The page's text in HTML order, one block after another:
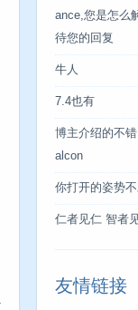
ance,您是怎么
待您的回复
牛人
7.4也有
博主介绍的不
alcon
你打开的姿势
仁者见仁 智者
友情链接